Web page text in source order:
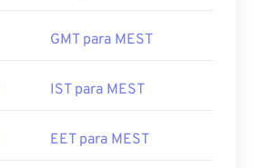
GMT para MEST
IST para MEST
EET para MEST